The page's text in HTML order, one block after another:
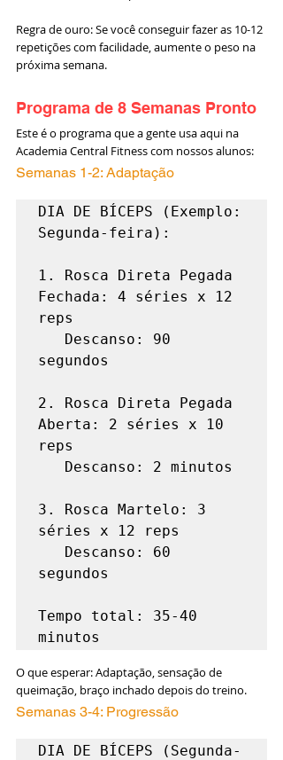
Regra de ouro: Se você conseguir fazer as 10-12
repetições com facilidade, aumente o peso na
próxima semana.
Programa de 8 Semanas Pronto
Este é o programa que a gente usa aqui na
Academia Central Fitness com nossos alunos:
Semanas 1-2: Adaptação
DIA DE BÍCEPS (Exemplo:
Segunda-feira):
1. Rosca Direta Pegada
Fechada: 4 séries x 12
reps
segundos
2. Rosca Direta Pegada
Aberta: 2 séries x 10
reps
3. Rosca Martelo: 3
séries x 12 reps
segundos
Tempo total: 35-40
minutos
O que esperar: Adaptação, sensação de
queimação, braço inchado depois do treino.
Semanas 3-4: Progressão
DIA DE BÍCEPS (Segunda-